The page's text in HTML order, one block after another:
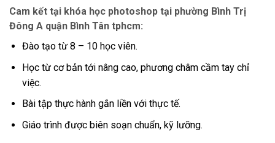
Cam kết tại khóa học photoshop tại phường Bình Trị
Đông A quận Bình Tân tphcm:
Đào tạo từ 8 – 10 học viên.
Học từ cơ bản tới nâng cao, phương châm cầm tay chỉ
việc.
Bài tập thực hành gắn liền với thực tế.
Giáo trình được biên soạn chuẩn, kỹ lưỡng.